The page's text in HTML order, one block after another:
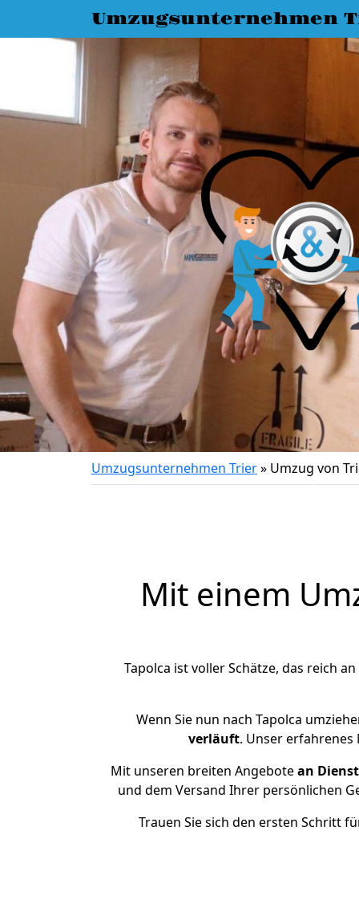
Umzugsunternehmen
Umzugsunternehmen Trier» Umzug von
Mit einem
Tapolca ist voller Schätze, das reich
Wenn Sie nun nach Tapolca
verläuft. Unser erfahrenes
Mit unseren breiten Angebotean
und dem Versand Ihrer persönlichen
Trauen Sie sich den ersten Schritt